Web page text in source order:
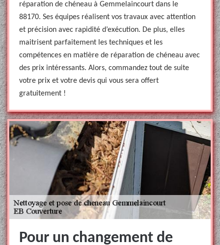
réparation de chéneau à Gemmelaincourt dans le
88170. Ses équipes réalisent vos travaux avec attention
et précision avec rapidité d’exécution. De plus, elles
maitrisent parfaitement les techniques et les
compétences en matière de réparation de chéneau avec
des prix intéressants. Alors, commandez tout de suite
votre prix et votre devis qui vous sera offert
gratuitement !
Pour un changement de